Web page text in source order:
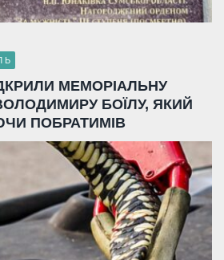
МЕМОРІАЛЬНУ
БОЇЛУ, ЯКИЙ
ПОБРАТИМІВ